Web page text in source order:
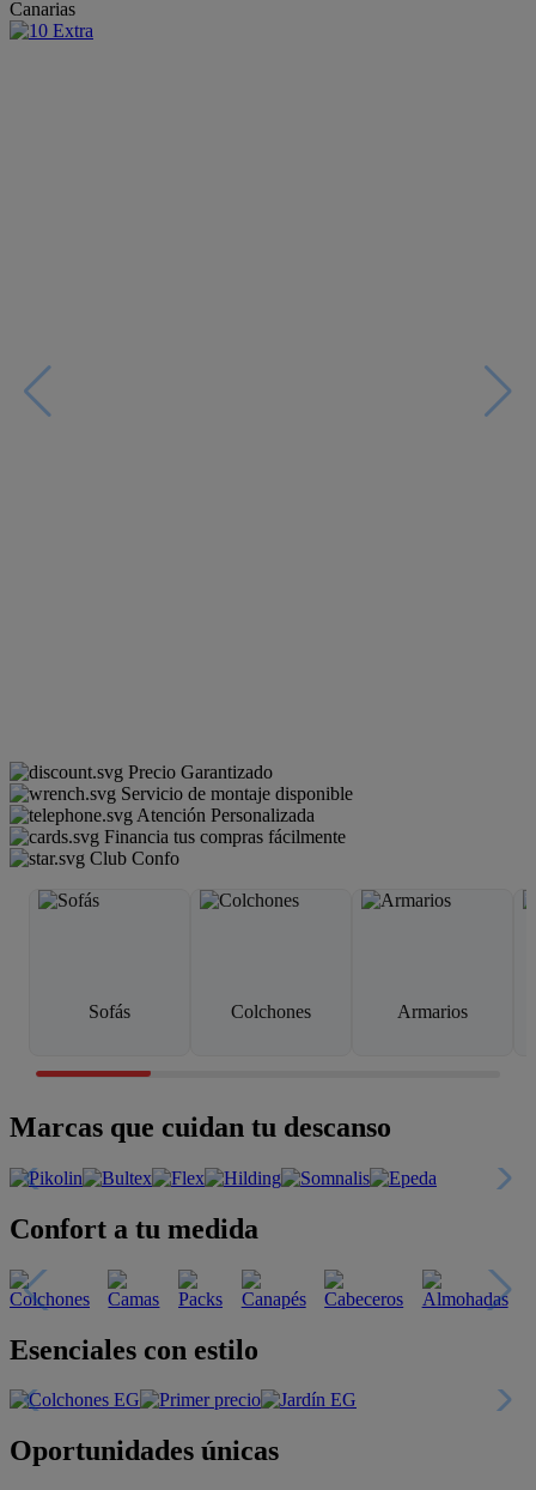
Canarias
Precio Garantizado
Servicio de montaje disponible
Atención Personalizada
Financia tus compras fácilmente
Club Confo
Sofás Colchones Armarios
Marcas que cuidan tu descanso
Confort a tu medida
Esenciales con estilo
Oportunidades únicas